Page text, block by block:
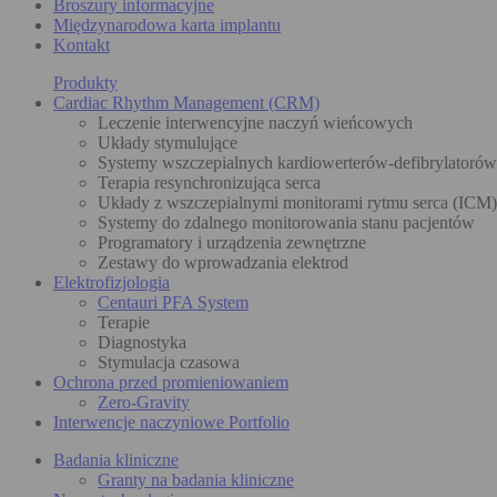
Broszury informacyjne
Międzynarodowa karta implantu
Kontakt
Produkty
Cardiac Rhythm Management (CRM)
Leczenie interwencyjne naczyń wieńcowych
Układy stymulujące
Systemy wszczepialnych kardiowerterów-
Terapia resynchronizująca serca
Układy z wszczepialnymi monitorami rytmu serca (ICM)
Systemy do zdalnego monitorowania stanu pacjentów
Programatory i urządzenia zewnętrzne
Zestawy do wprowadzania elektrod
Elektrofizjologia
Centauri PFA System
Terapie
Diagnostyka
Stymulacja czasowa
Ochrona przed promieniowaniem
Zero-Gravity
Interwencje naczyniowe Portfolio
Badania kliniczne
Granty na badania kliniczne